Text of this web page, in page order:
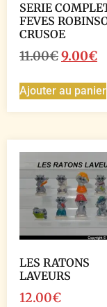
SERIE
FEVES
CRUSOE
11.00€9.00€
Ajouter au panier
LES RATONS
LAVEURS
12.00€